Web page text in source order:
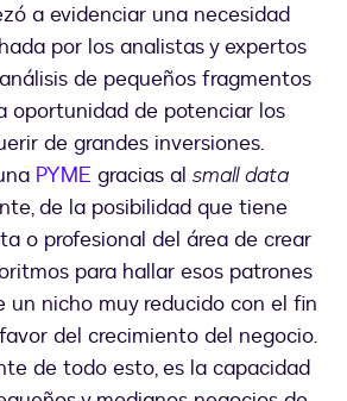
a evidenciar una necesidad
por los analistas y expertos
de pequeños fragmentos
oportunidad de potenciar los
de grandes inversiones.
PYME gracias al small data
de la posibilidad que tiene
o profesional del área de crear
para hallar esos patrones
un nicho muy reducido con el fin
del crecimiento del negocio.
de todo esto, es la capacidad